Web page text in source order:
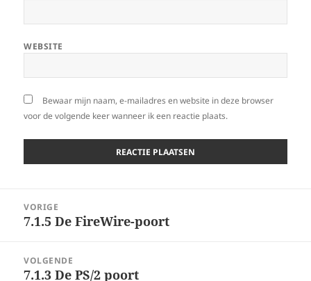
WEBSITE
Bewaar mijn naam, e-mailadres en website in deze browser
voor de volgende keer wanneer ik een reactie plaats.
VORIGE
Vorig
7.1.5 De FireWire-poort
VOLGENDE
Volgend
7.1.3 De PS/2 poort